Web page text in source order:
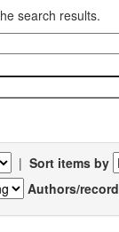
search results.
| Sort items by
Authors/record